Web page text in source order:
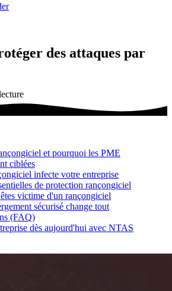
des attaques par
et pourquoi les PME
ciblées
infecte votre entreprise
de protection rançongiciel
victime d'un rançongiciel
sécurisé change tout
(FAQ)
dès aujourd'hui avec NTAS